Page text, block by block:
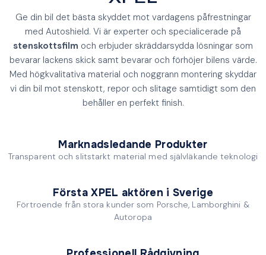
Ge din bil det bästa skyddet mot vardagens påfrestningar
med Autoshield. Vi är experter och specialicerade på
stenskottsfilm och erbjuder skräddarsydda lösningar som
bevarar lackens skick samt bevarar och förhöjer bilens värde.
Med högkvalitativa material och noggrann montering skyddar
vi din bil mot stenskott, repor och slitage samtidigt som den
behåller en perfekt finish.
Marknadsledande Produkter
Transparent och slitstarkt material med självläkande teknologi
Första XPEL aktören i Sverige
Förtroende från stora kunder som Porsche, Lamborghini &
Autoropa